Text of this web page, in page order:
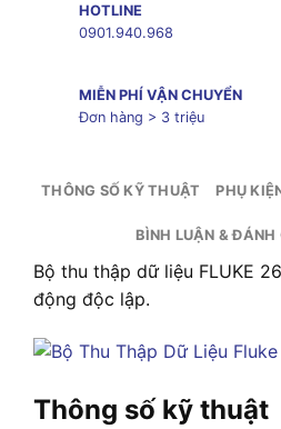
HOTLINE
0901.940.968
MIỄN PHÍ VẬN CHUYỂN
Đơn hàng > 3 triệu
THÔNG SỐ KỸ THUẬT PHỤ
BÌNH LUẬN & ĐÁNH
Bộ thu thập dữ liệu FLUKE
động độc lập.
Thông số kỹ thuật